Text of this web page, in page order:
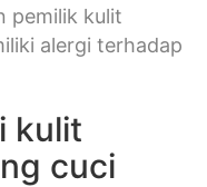
pemilik kulit
alergi terhadap
kulit
cuci